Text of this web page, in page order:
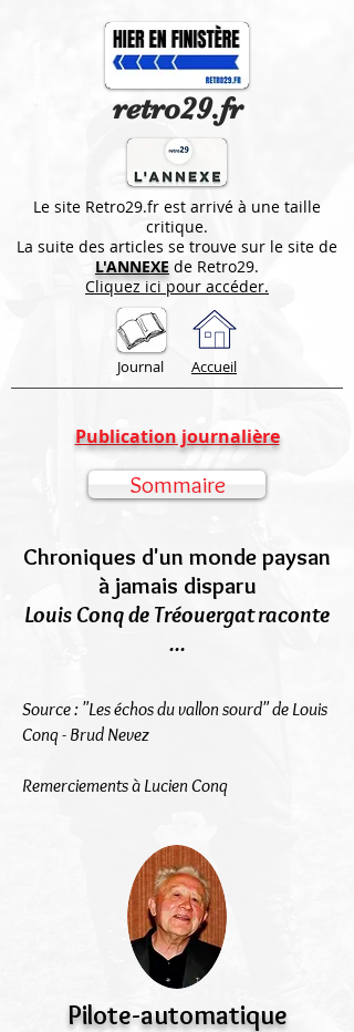
retro29.fr
Le site Retro29.fr est arrivé à une taille
critique.
La suite des articles se trouve sur le site de
L'ANNEXE de Retro29.
Cliquez ici pour accéder.
Journal Accueil
Publication journalière
Sommaire
Chroniques d'un monde paysan
à jamais disparu
Louis Conq de Tréouergat raconte
...
Source : "Les échos du vallon sourd" de Louis
Conq - Brud Nevez
Remerciements à Lucien Conq
Pilote-automatique